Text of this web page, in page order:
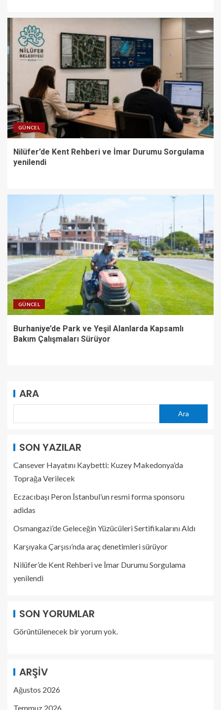
GÜNCEL
Nilüfer’de Kent Rehberi ve İmar Durumu Sorgulama
yenilendi
GÜNCEL
Burhaniye’de Park ve Yeşil Alanlarda Kapsamlı
Bakım Çalışmaları Sürüyor
ARA
Ara
SON YAZILAR
Cansever Hayatını Kaybetti: Kuzey Makedonya’da
Toprağa Verilecek
Eczacıbaşı Peron İstanbul’un resmi forma sponsoru
adidas
Osmangazi’de Geleceğin Yüzücüleri Sertifikalarını Aldı
Karşıyaka Çarşısı’nda araç denetimleri sürüyor
Nilüfer’de Kent Rehberi ve İmar Durumu Sorgulama
yenilendi
SON YORUMLAR
Görüntülenecek bir yorum yok.
ARŞIV
Ağustos 2026
Temmuz 2026